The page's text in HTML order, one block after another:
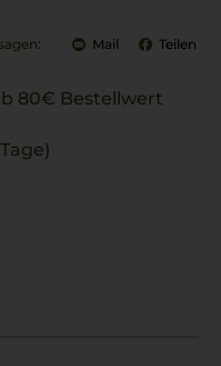
Mail Teilen
80€ Bestellwert